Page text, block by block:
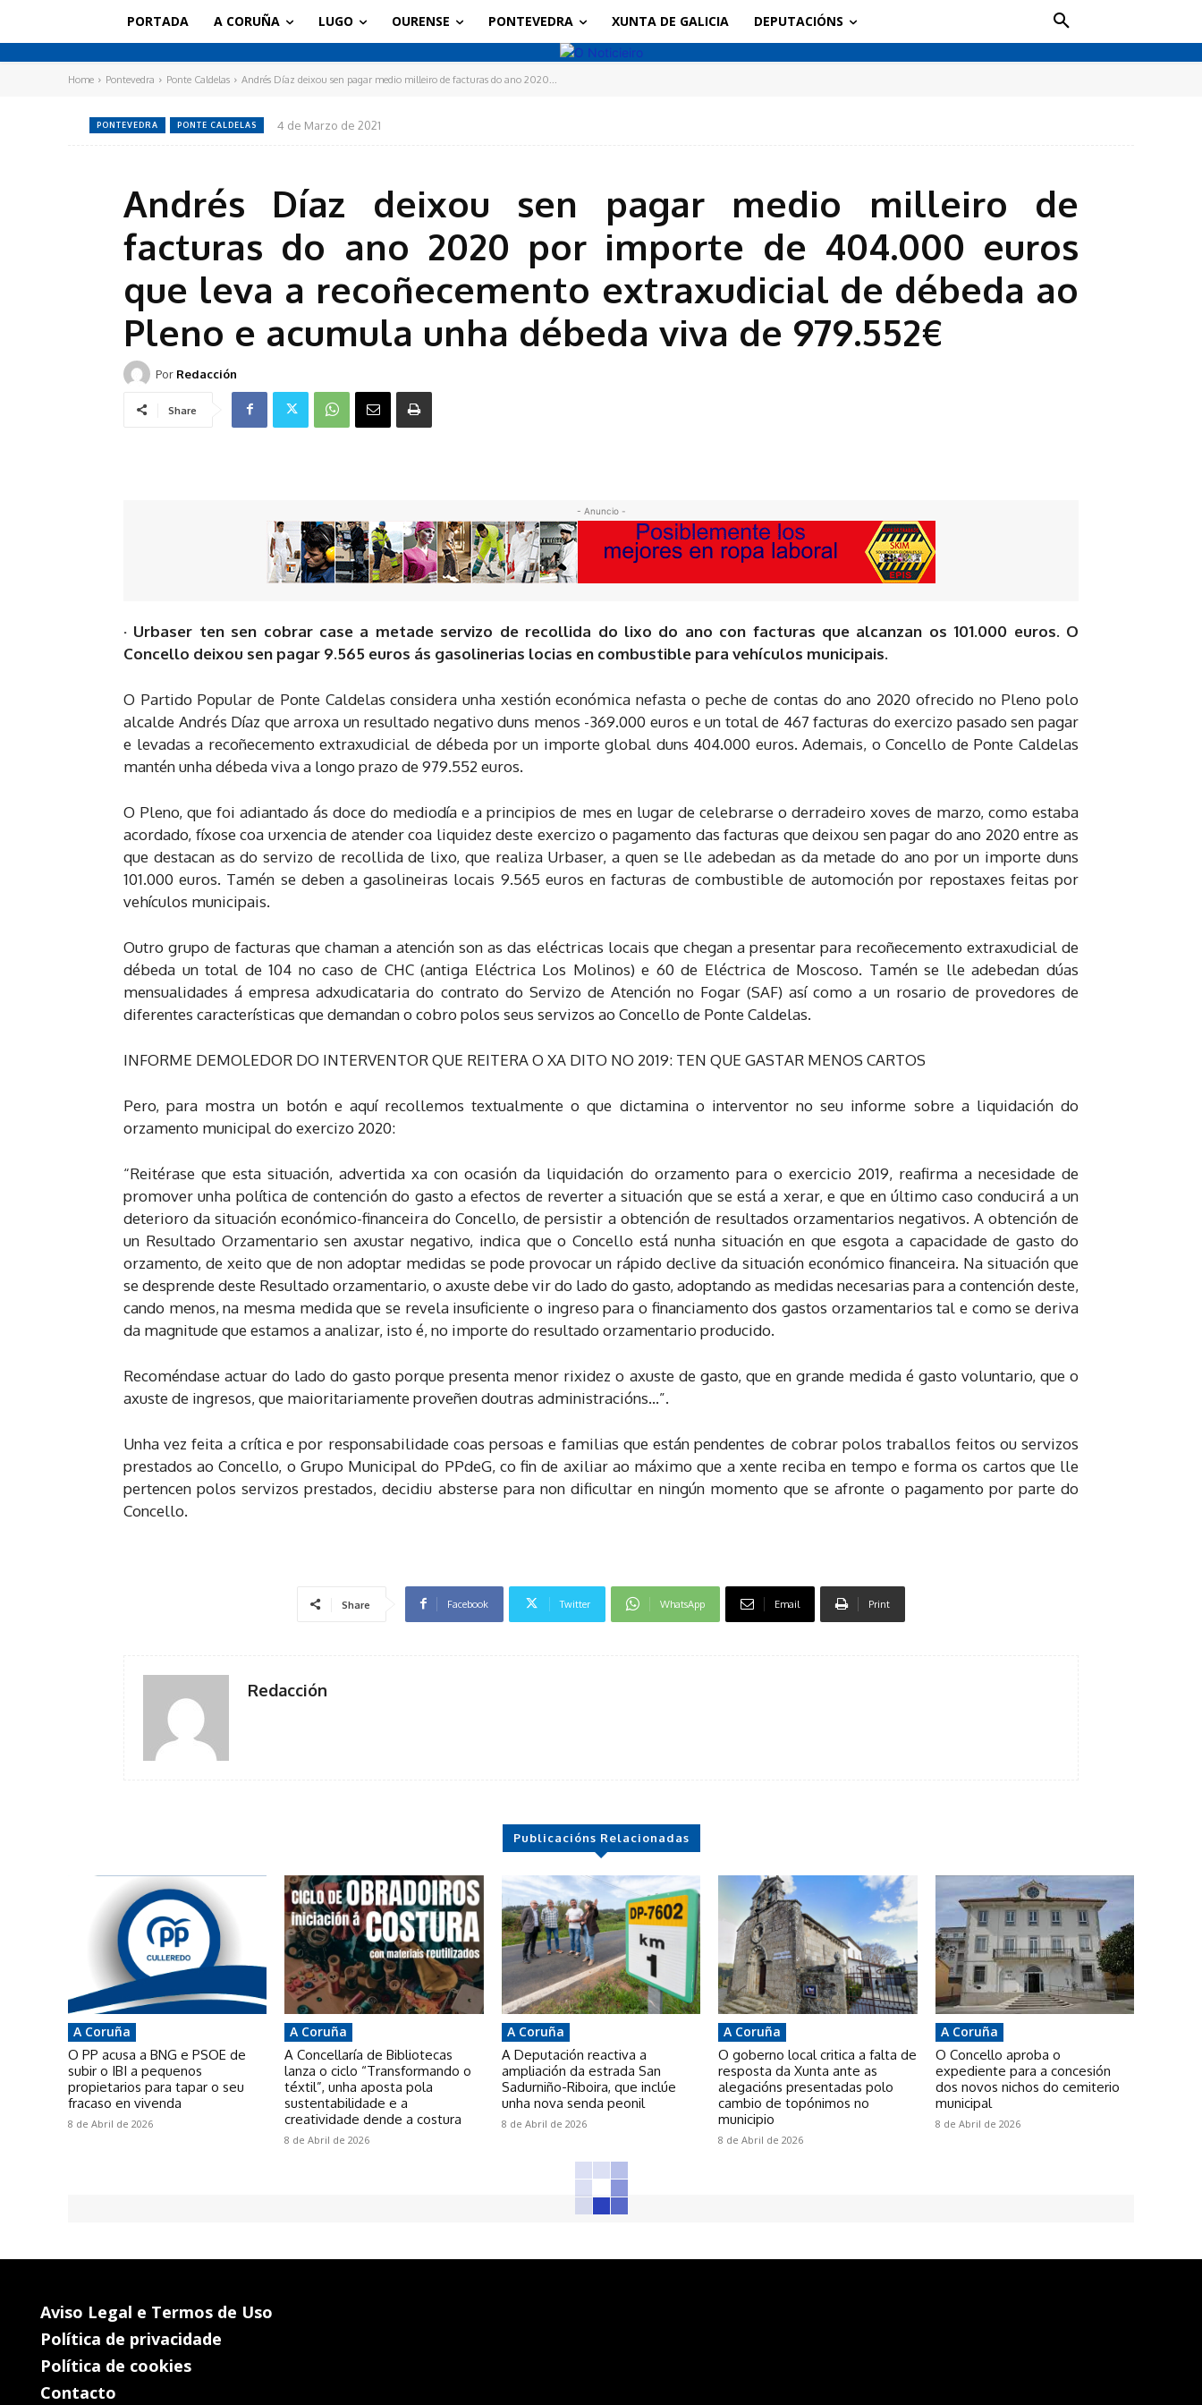
PORTADA A CORUÑA LUGO OURENSE PONTEVEDRA XUNTA DE GALICIA DEPUTACIÓNS
Home Pontevedra Ponte Caldelas Andrés Díaz deixou sen pagar medio milleiro de facturas do ano 2020...
PONTEVEDRA PONTE CALDELAS 4 de Marzo de 2021
Andrés Díaz deixou sen pagar medio milleiro de
facturas do ano 2020 por importe de 404.000 euros
que leva a recoñecemento extraxudicial de débeda ao
Pleno e acumula unha débeda viva de 979.552€
Por Redacción
Share
- Anuncio -
· Urbaser ten sen cobrar case a metade servizo de recollida do lixo do ano con facturas que alcanzan os 101.000 euros. O
Concello deixou sen pagar 9.565 euros ás gasolinerias locias en combustible para vehículos municipais.
O Partido Popular de Ponte Caldelas considera unha xestión económica nefasta o peche de contas do ano 2020 ofrecido no Pleno polo
alcalde Andrés Díaz que arroxa un resultado negativo duns menos -369.000 euros e un total de 467 facturas do exercizo pasado sen pagar
e levadas a recoñecemento extraxudicial de débeda por un importe global duns 404.000 euros. Ademais, o Concello de Ponte Caldelas
mantén unha débeda viva a longo prazo de 979.552 euros.
O Pleno, que foi adiantado ás doce do mediodía e a principios de mes en lugar de celebrarse o derradeiro xoves de marzo, como estaba
acordado, fíxose coa urxencia de atender coa liquidez deste exercizo o pagamento das facturas que deixou sen pagar do ano 2020 entre as
que destacan as do servizo de recollida de lixo, que realiza Urbaser, a quen se lle adebedan as da metade do ano por un importe duns
101.000 euros. Tamén se deben a gasolineiras locais 9.565 euros en facturas de combustible de automoción por repostaxes feitas por
vehículos municipais.
Outro grupo de facturas que chaman a atención son as das eléctricas locais que chegan a presentar para recoñecemento extraxudicial de
débeda un total de 104 no caso de CHC (antiga Eléctrica Los Molinos) e 60 de Eléctrica de Moscoso. Tamén se lle adebedan dúas
mensualidades á empresa adxudicataria do contrato do Servizo de Atención no Fogar (SAF) así como a un rosario de provedores de
diferentes características que demandan o cobro polos seus servizos ao Concello de Ponte Caldelas.
INFORME DEMOLEDOR DO INTERVENTOR QUE REITERA O XA DITO NO 2019: TEN QUE GASTAR MENOS CARTOS
Pero, para mostra un botón e aquí recollemos textualmente o que dictamina o interventor no seu informe sobre a liquidación do
orzamento municipal do exercizo 2020:
“Reitérase que esta situación, advertida xa con ocasión da liquidación do orzamento para o exercicio 2019, reafirma a necesidade de
promover unha política de contención do gasto a efectos de reverter a situación que se está a xerar, e que en último caso conducirá a un
deterioro da situación económico-financeira do Concello, de persistir a obtención de resultados orzamentarios negativos. A obtención de
un Resultado Orzamentario sen axustar negativo, indica que o Concello está nunha situación en que esgota a capacidade de gasto do
orzamento, de xeito que de non adoptar medidas se pode provocar un rápido declive da situación económico financeira. Na situación que
se desprende deste Resultado orzamentario, o axuste debe vir do lado do gasto, adoptando as medidas necesarias para a contención deste,
cando menos, na mesma medida que se revela insuficiente o ingreso para o financiamento dos gastos orzamentarios tal e como se deriva
da magnitude que estamos a analizar, isto é, no importe do resultado orzamentario producido.
Recoméndase actuar do lado do gasto porque presenta menor rixidez o axuste de gasto, que en grande medida é gasto voluntario, que o
axuste de ingresos, que maioritariamente proveñen doutras administracións…”.
Unha vez feita a crítica e por responsabilidade coas persoas e familias que están pendentes de cobrar polos traballos feitos ou servizos
prestados ao Concello, o Grupo Municipal do PPdeG, co fin de axiliar ao máximo que a xente reciba en tempo e forma os cartos que lle
pertencen polos servizos prestados, decidiu absterse para non dificultar en ningún momento que se afronte o pagamento por parte do
Concello.
Share Facebook Twitter WhatsApp Email Print
Redacción
Publicacións Relacionadas
A Coruña
O PP acusa a BNG e PSOE de
subir o IBI a pequenos
propietarios para tapar o seu
fracaso en vivenda
8 de Abril de 2026
A Coruña
A Concellaría de Bibliotecas
lanza o ciclo “Transformando o
téxtil”, unha aposta pola
sustentabilidade e a
creatividade dende a costura
8 de Abril de 2026
A Coruña
A Deputación reactiva a
ampliación da estrada San
Sadurniño-Riboira, que inclúe
unha nova senda peonil
8 de Abril de 2026
A Coruña
O goberno local critica a falta de
resposta da Xunta ante as
alegacións presentadas polo
cambio de topónimos no
municipio
8 de Abril de 2026
A Coruña
O Concello aproba o
expediente para a concesión
dos novos nichos do cemiterio
municipal
8 de Abril de 2026
Aviso Legal e Termos de Uso
Política de privacidade
Política de cookies
Contacto